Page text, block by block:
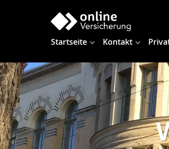
Startseite Kontakt